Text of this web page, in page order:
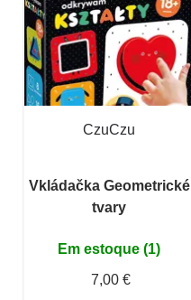
CzuCzu
Vkládačka Geometrické
tvary
Em estoque (1)
7,00 €